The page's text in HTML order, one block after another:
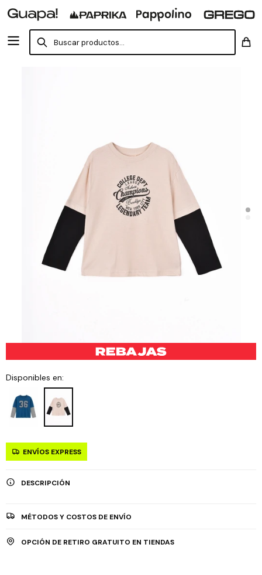
Disponibles en:
ENVÍOS EXPRESS
DESCRIPCIÓN
MÉTODOS Y COSTOS DE ENVÍO
OPCIÓN DE RETIRO GRATUITO EN TIENDAS